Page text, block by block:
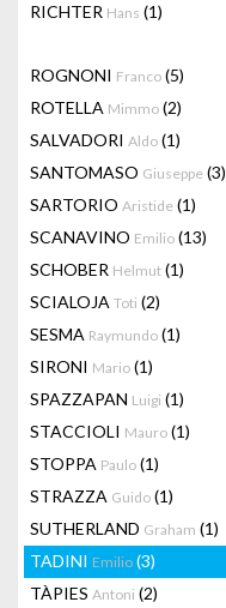
RICHTER Hans (1)
ROGNONI Franco (5)
ROTELLA Mimmo (2)
SALVADORI Aldo (1)
SANTOMASO Giuseppe (3)
SARTORIO Aristide (1)
SCANAVINO Emilio (13)
SCHOBER Helmut (1)
SCIALOJA Toti (2)
SESMA Raymundo (1)
SIRONI Mario (1)
SPAZZAPAN Luigi (1)
STACCIOLI Mauro (1)
STOPPA Paulo (1)
STRAZZA Guido (1)
SUTHERLAND Graham (1)
TADINI Emilio (3)
TÀPIES Antoni (2)